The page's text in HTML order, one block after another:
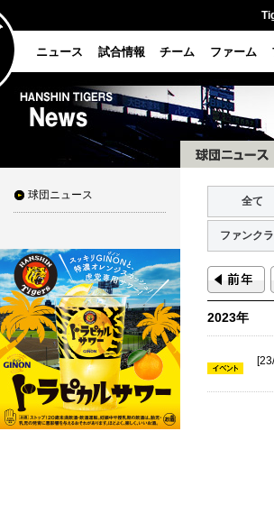
ニュース 試合情報 チーム ファーム
球団ニュース 全て
ファンク
2023年